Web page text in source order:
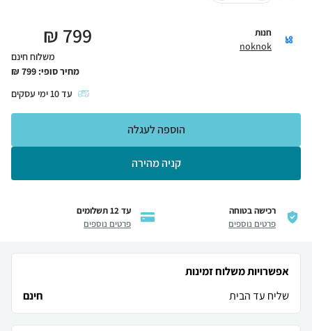
חנות
noknok
799
₪
משלוח חינם
מחיר סופי: 799
₪
עד10 ימי עסקים
קניה מהירה
הוספה לעגלה
רכישה בטוחה
פרטים נוספים
עד 12 תשלומים
פרטים נוספים
אפשרויות משלוח זמינות
שליח עד הבית
חינם